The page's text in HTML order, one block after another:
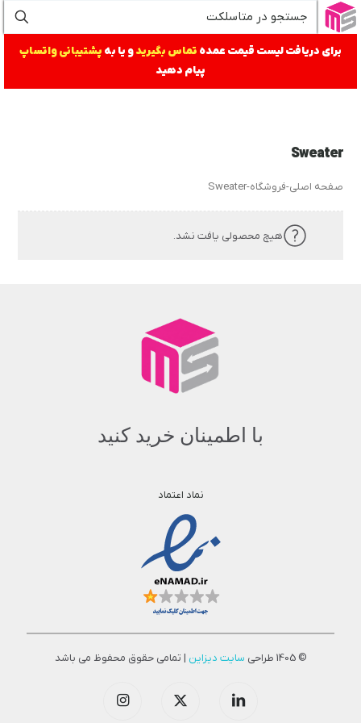
برای دریافت لیست قیمت عمده تماس بگیریدو یا به پشتیبانی واتساپ
پیام دهید
Sweater
صفحه اصلی-فروشگاه-
Sweater
هیچ محصولی یافت نشد.
با اطمینان خرید کنید
نماد اعتماد
© 1405 طراحی سایت دیزاین | تمامی حقوق محفوظ می باشد